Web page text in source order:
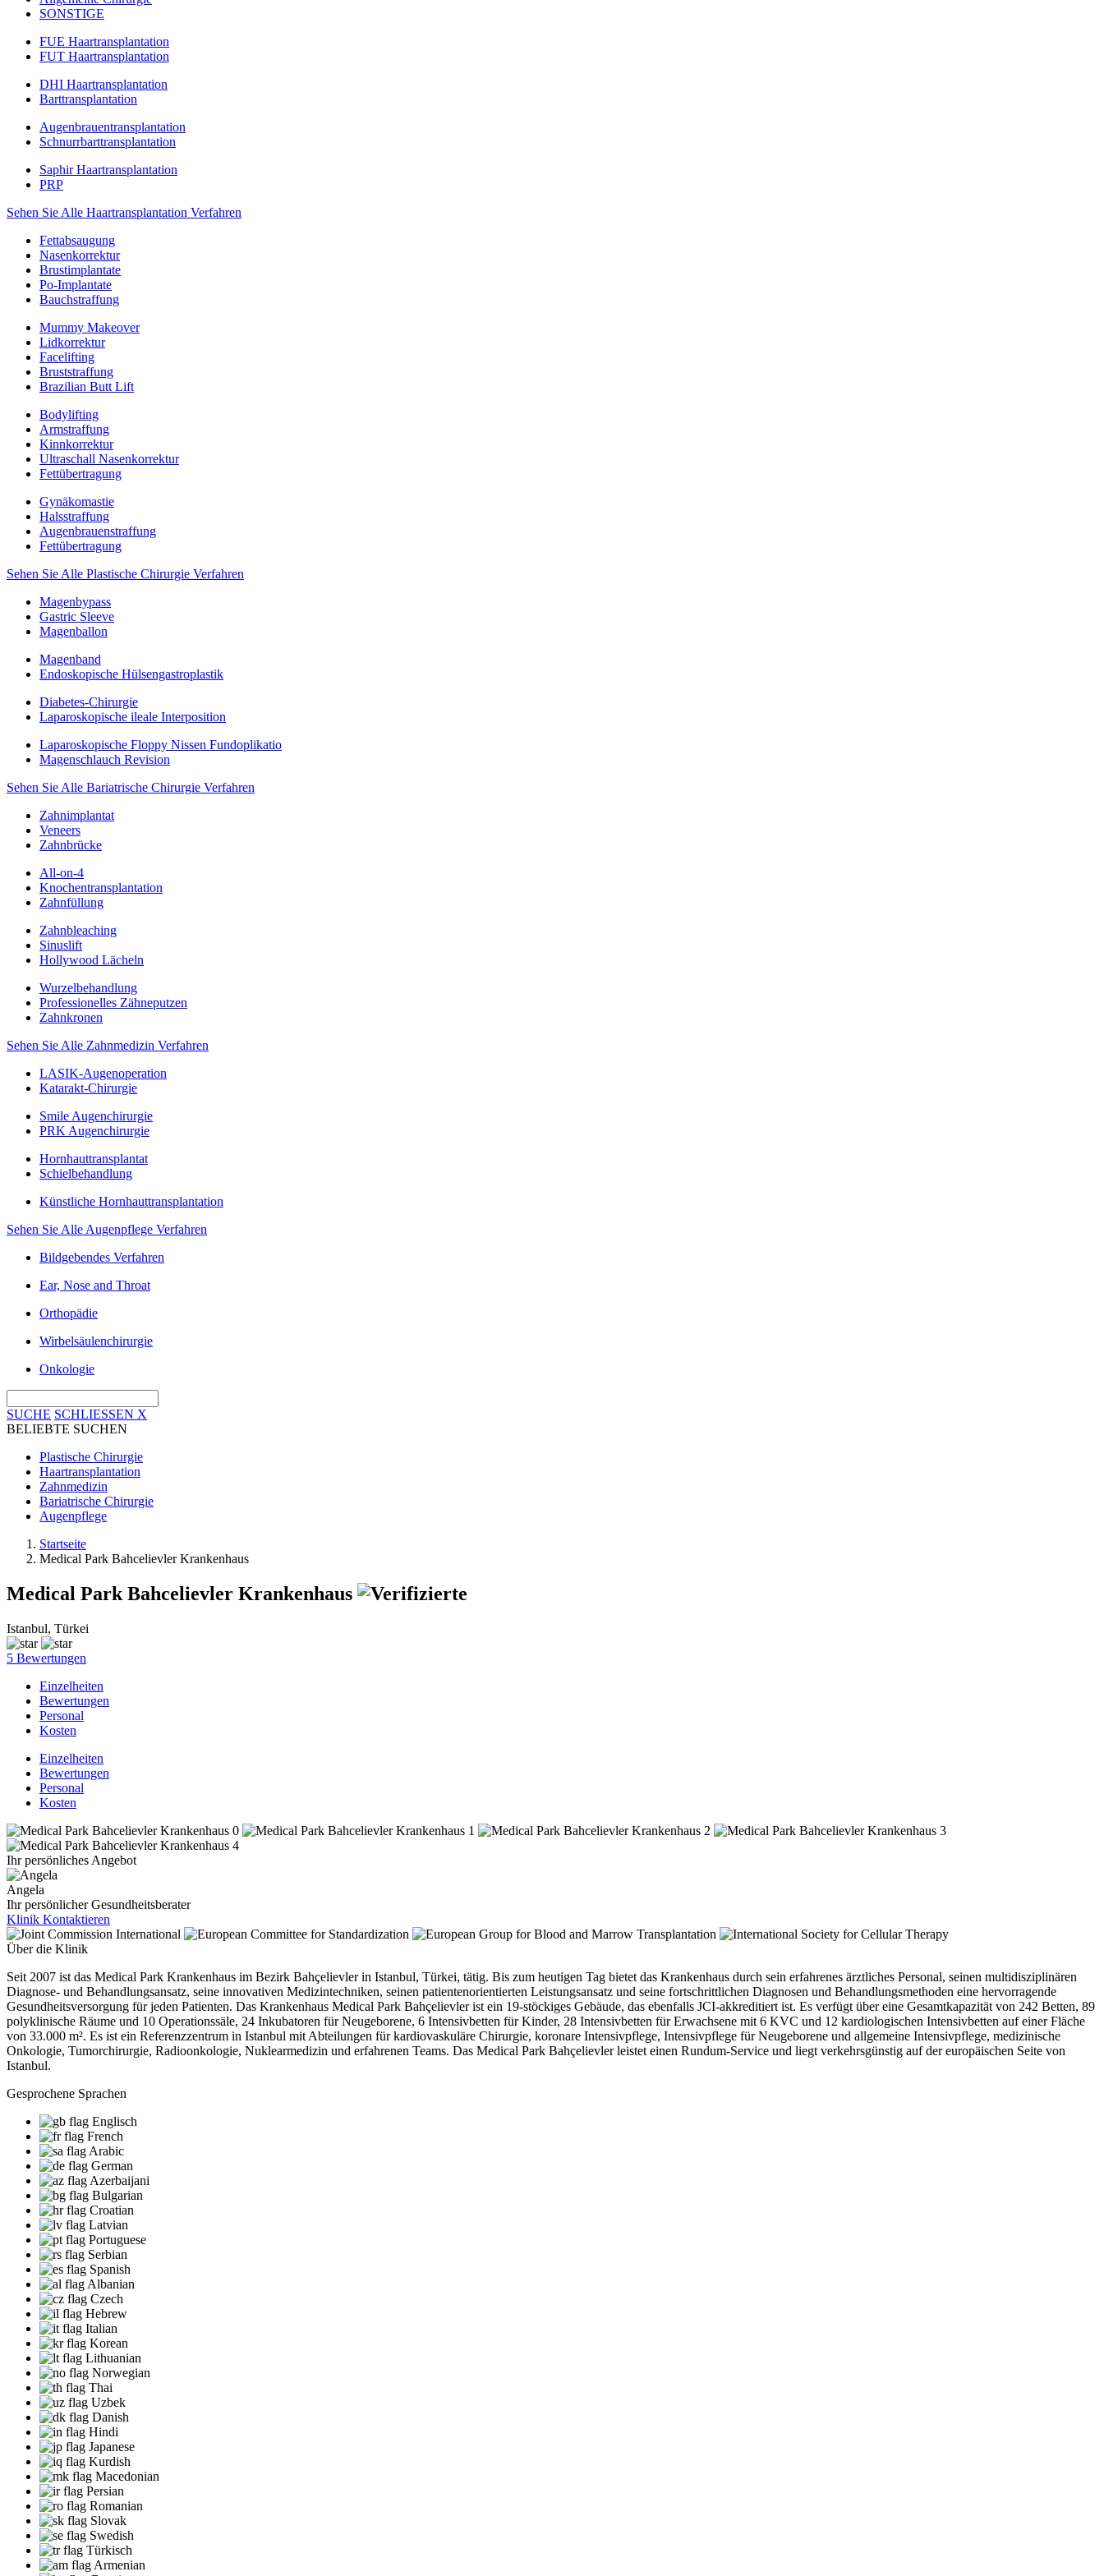
SONSTIGE
FUE Haartransplantation
FUT Haartransplantation
DHI Haartransplantation
Barttransplantation
Augenbrauentransplantation
Schnurrbarttransplantation
Saphir Haartransplantation
PRP
Sehen Sie Alle Haartransplantation Verfahren
Fettabsaugung
Nasenkorrektur
Brustimplantate
Po-Implantate
Bauchstraffung
Mummy Makeover
Lidkorrektur
Facelifting
Bruststraffung
Brazilian Butt Lift
Bodylifting
Armstraffung
Kinnkorrektur
Ultraschall Nasenkorrektur
Fettübertragung
Gynäkomastie
Halsstraffung
Augenbrauenstraffung
Fettübertragung
Sehen Sie Alle Plastische Chirurgie Verfahren
Magenbypass
Gastric Sleeve
Magenballon
Magenband
Endoskopische Hülsengastroplastik
Diabetes-Chirurgie
Laparoskopische ileale Interposition
Laparoskopische Floppy Nissen Fundoplikatio
Magenschlauch Revision
Sehen Sie Alle Bariatrische Chirurgie Verfahren
Zahnimplantat
Veneers
Zahnbrücke
All-on-4
Knochentransplantation
Zahnfüllung
Zahnbleaching
Sinuslift
Hollywood Lächeln
Wurzelbehandlung
Professionelles Zähneputzen
Zahnkronen
Sehen Sie Alle Zahnmedizin Verfahren
LASIK-Augenoperation
Katarakt-Chirurgie
Smile Augenchirurgie
PRK Augenchirurgie
Hornhauttransplantat
Schielbehandlung
Künstliche Hornhauttransplantation
Sehen Sie Alle Augenpflege Verfahren
Bildgebendes Verfahren
Ear, Nose and Throat
Orthopädie
Wirbelsäulenchirurgie
Onkologie
SUCHE SCHLIESSEN X
BELIEBTE SUCHEN
Plastische Chirurgie
Haartransplantation
Zahnmedizin
Bariatrische Chirurgie
Augenpflege
Startseite
Medical Park Bahcelievler Krankenhaus
Medical Park Bahcelievler Krankenhaus
Istanbul, Türkei
5 Bewertungen
Einzelheiten
Bewertungen
Personal
Kosten
Einzelheiten
Bewertungen
Personal
Kosten
Ihr persönliches Angebot
Angela
Ihr persönlicher Gesundheitsberater
Klinik Kontaktieren
Über die Klinik
Seit 2007 ist das Medical Park Krankenhaus im Bezirk Bahçelievler in Istanbul, Türkei, tätig. Bis zum heutigen Tag bietet das Krankenhaus durch sein erfahrenes ärztliches Personal, seinen multidisziplinären
Diagnose- und Behandlungsansatz, seine innovativen Medizintechniken, seinen patientenorientierten Leistungsansatz und seine fortschrittlichen Diagnosen und Behandlungsmethoden eine hervorragende
Gesundheitsversorgung für jeden Patienten. Das Krankenhaus Medical Park Bahçelievler ist ein 19-stöckiges Gebäude, das ebenfalls JCI-akkreditiert ist. Es verfügt über eine Gesamtkapazität von 242 Betten, 89
polyklinische Räume und 10 Operationssäle, 24 Inkubatoren für Neugeborene, 6 Intensivbetten für Kinder, 28 Intensivbetten für Erwachsene mit 6 KVC und 12 kardiologischen Intensivbetten auf einer Fläche
von 33.000 m². Es ist ein Referenzzentrum in Istanbul mit Abteilungen für kardiovaskuläre Chirurgie, koronare Intensivpflege, Intensivpflege für Neugeborene und allgemeine Intensivpflege, medizinische
Onkologie, Tumorchirurgie, Radioonkologie, Nuklearmedizin und erfahrenen Teams. Das Medical Park Bahçelievler leistet einen Rundum-Service und liegt verkehrsgünstig auf der europäischen Seite von
Istanbul.
Gesprochene Sprachen
Englisch
French
Arabic
German
Azerbaijani
Bulgarian
Croatian
Latvian
Portuguese
Serbian
Spanish
Albanian
Czech
Hebrew
Italian
Korean
Lithuanian
Norwegian
Thai
Uzbek
Danish
Hindi
Japanese
Kurdish
Macedonian
Persian
Romanian
Slovak
Swedish
Türkisch
Armenian